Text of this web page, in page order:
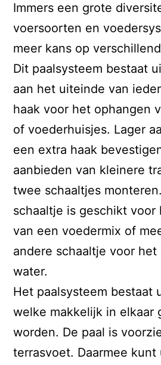
Immers een grote
voersoorten en
meer kans op
Dit paalsysteem bestaat
aan het uiteinde van
haak voor het ophangen
of voederhuisjes. Lager
een extra haak
aanbieden van kleinere
twee schaaltjes
schaaltje is geschikt voor
van een voedermix of
andere schaaltje voor het
water.
Het paalsysteem bestaat
welke makkelijk in elkaar
worden. De paal is
terrasvoet. Daarmee kunt